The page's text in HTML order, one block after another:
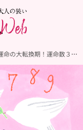
【9/8～9/14の運勢】「運命の大転換期！運命数３は先送りしていたことに取り組んで」「大幸運期到来！運命数５は有言実行を」【幸運のヒントを届ける章月綾乃先生の週刊数秘術占い】